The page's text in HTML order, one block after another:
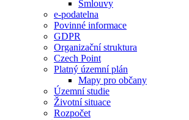
Smlouvy
e-podatelna
Povinné informace
GDPR
Organizační struktura
Czech Point
Platný územní plán
Mapy pro občany
Územní studie
Životní situace
Rozpočet